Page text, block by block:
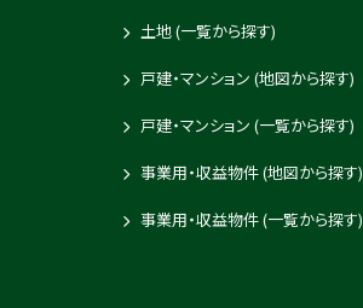
土地 (一覧から探す)
戸建・マンション (地図から探す)
戸建・マンション (一覧から探す)
事業用・収益物件 (地図から探す)
事業用・収益物件 (一覧から探す)